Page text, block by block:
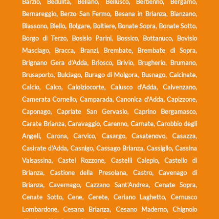
Bernareggio, Berzo San Fermo, Besana in Brianza, Bianzano,
Biassono, Blello, Bolgare, Boltiere, Bonate Sopra, Bonate Sotto,
Borgo di Terzo, Bosisio Parini, Bossico, Bottanuco, Bovisio
Masciago, Bracca, Branzi, Brembate, Brembate di Sopra,
Brignano Gera d'Adda, Briosco, Brivio, Brugherio, Brumano,
Brusaporto, Bulciago, Burago di Molgora, Busnago, Calcinate,
Calcio, Calco, Calolziocorte, Calusco d'Adda, Calvenzano,
Camerata Cornello, Camparada, Canonica d'Adda, Capizzone,
Caponago, Capriate San Gervasio, Caprino Bergamasco,
Carate Brianza, Caravaggio, Carenno, Carnate, Carobbio degli
Angeli, Carona, Carvico, Casargo, Casatenovo, Casazza,
Casirate d'Adda, Casnigo, Cassago Brianza, Cassiglio, Cassina
Valsassina, Castel Rozzone, Castelli Calepio, Castello di
Brianza, Castione della Presolana, Castro, Cavenago di
Brianza, Cavernago, Cazzano Sant'Andrea, Cenate Sopra,
Cenate Sotto, Cene, Cerete, Ceriano Laghetto, Cernusco
Lombardone, Cesana Brianza, Cesano Maderno, Chignolo